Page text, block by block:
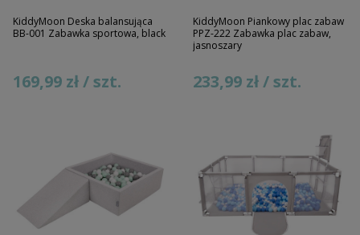
KiddyMoon Deska balansująca
BB-001 Zabawka sportowa, black
169,99 zł / szt.
KiddyMoon Piankowy plac zabaw
PPZ-222 Zabawka plac zabaw,
jasnoszary
233,99 zł / szt.